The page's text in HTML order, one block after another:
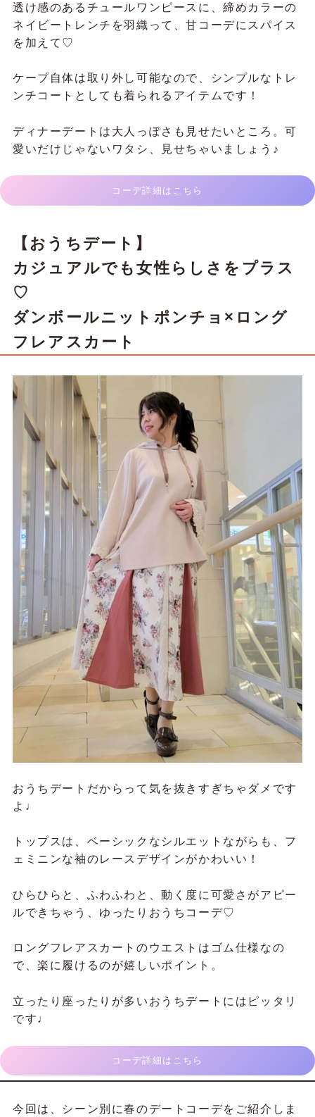
透け感のあるチュールワンピースに、締めカラーの
ネイビートレンチを羽織って、甘コーデにスパイス
を加えて♡
ケープ自体は取り外し可能なので、シンプルなトレ
ンチコートとしても着られるアイテムです！
ディナーデートは大人っぽさも見せたいところ。可
愛いだけじゃないワタシ、見せちゃいましょう♪
コーデ詳細はこちら
【おうちデート】
カジュアルでも女性らしさをプラス
♡
ダンボールニットポンチョ×ロング
フレアスカート
おうちデートだからって気を抜きすぎちゃダメです
よ♩
トップスは、ベーシックなシルエットながらも、フ
ェミニンな袖のレースデザインがかわいい！
ひらひらと、ふわふわと、動く度に可愛さがアピー
ルできちゃう、ゆったりおうちコーデ♡
ロングフレアスカートのウエストはゴム仕様なの
で、楽に履けるのが嬉しいポイント。
立ったり座ったりが多いおうちデートにはピッタリ
です♩
コーデ詳細はこちら
今回は、シーン別に春のデートコーデをご紹介しま